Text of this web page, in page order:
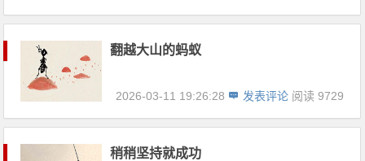
翻越大山的蚂蚁
2026-03-11 19:26:28 发表评论 阅读 9729
稍稍坚持就成功